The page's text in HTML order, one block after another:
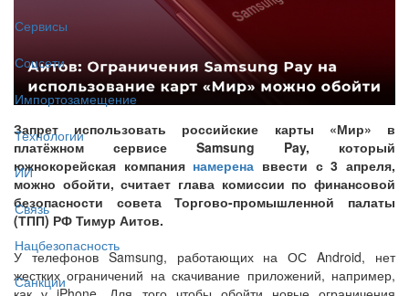
Сервисы
Соцсети
Импортозамещение
Технологии
ИИ
Связь
Нацбезопасность
Санкции
Запрет использовать российские карты «Мир» в
платёжном сервисе Samsung Pay, который
южнокорейская компания намерена ввести с 3 апреля,
можно обойти, считает глава комиссии по финансовой
безопасности совета Торгово-промышленной палаты
(ТПП) РФ Тимур Аитов.
У телефонов Samsung, работающих на ОС Android, нет
жестких ограничений на скачивание приложений, например,